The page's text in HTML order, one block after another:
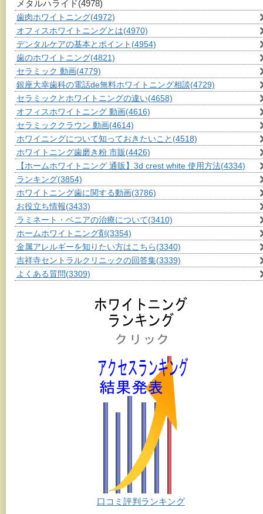
メタルハライド(4978)
歯肉ホワイトニング(4972)
オフィスホワイトニングとは(4970)
デンタルケアの基本とポイント (4954)
歯のホワイトニング(4821)
セラミック 動画(4779)
銀座大幸歯科の電話de無料ホワイトニング相談(4729)
セラミックとホワイトニングの違い(4658)
オフィスホワイトニング 動画(4616)
セラミッククラウン 動画(4614)
ホワイニングについて知っておきたいこと (4518)
ホワイトニング歯磨き粉 市販(4426)
【ホームホワイトニング 通販】3d crest white 使用方法(4334)
ランキング(3854)
ホワイトニング歯に関する動画(3786)
お役立ち情報(3433)
ラミネート・ベニアの治療について(3410)
ホームホワイトニング剤 (3354)
金属アレルギーを知りたい方はこちら(3340)
吉祥寺セントラルクリニックの回答集(3339)
よくある質問(3309)
口コミ評判ランキング